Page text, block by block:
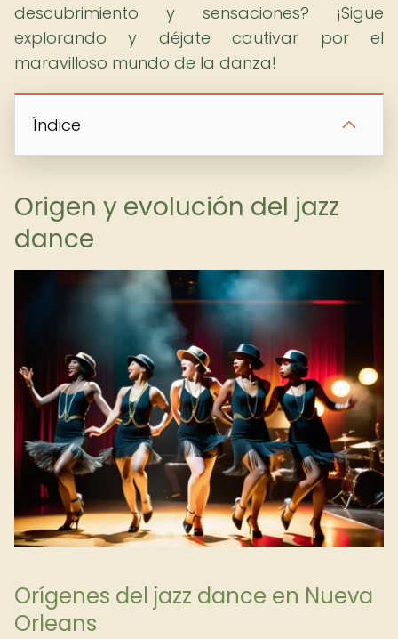
descubrimiento y sensaciones? ¡Sigue
explorando y déjate cautivar por el
maravilloso mundo de la danza!
Índice
Origen y evolución del jazz
dance
Orígenes del jazz dance en Nueva
Orleans